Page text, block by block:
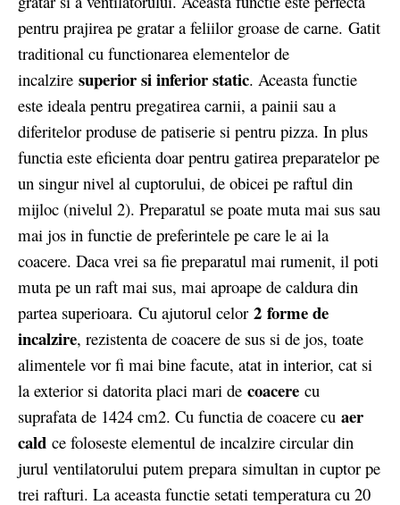
pentru prajirea pe gratar a feliilor groase de carne. Gatit
traditional cu functionarea elementelor de
incalzire superior si inferior static. Aceasta functie
este ideala pentru pregatirea carnii, a painii sau a
diferitelor produse de patiserie si pentru pizza. In plus
functia este eficienta doar pentru gatirea preparatelor pe
un singur nivel al cuptorului, de obicei pe raftul din
mijloc (nivelul 2). Preparatul se poate muta mai sus sau
mai jos in functie de preferintele pe care le ai la
coacere. Daca vrei sa fie preparatul mai rumenit, il poti
muta pe un raft mai sus, mai aproape de caldura din
partea superioara. Cu ajutorul celor 2 forme de
incalzire, rezistenta de coacere de sus si de jos, toate
alimentele vor fi mai bine facute, atat in interior, cat si
la exterior si datorita placi mari de coacere cu
suprafata de 1424 cm2. Cu functia de coacere cu aer
cald ce foloseste elementul de incalzire circular din
jurul ventilatorului putem prepara simultan in cuptor pe
trei rafturi. La aceasta functie setati temperatura cu 20